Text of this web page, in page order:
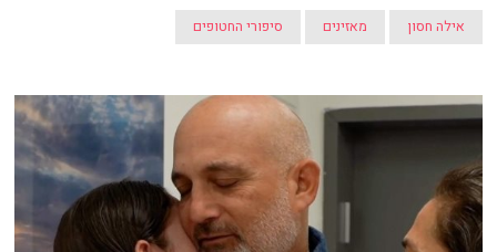
אילה חסון מאזינים סיפורי החטופים